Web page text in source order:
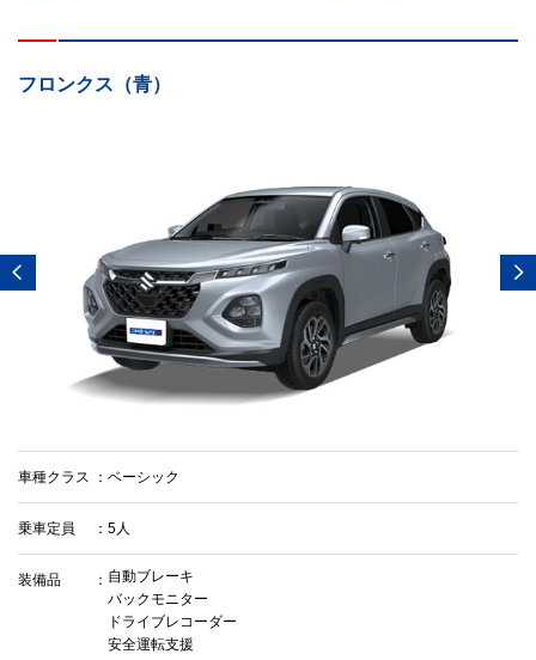
フロンクス（青）
車種クラス ベーシック
乗車定員 5人
装備品
自動ブレーキ
バックモニター
ドライブレコーダー
安全運転支援